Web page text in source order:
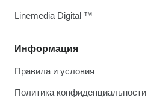
Информация
Правила и условия
Политика конфиденциальности
Linemedia Digital ™